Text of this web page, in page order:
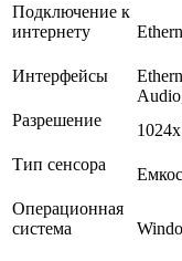
Подключение к
интернету
Интерфейсы
Разрешение
Тип сенсора
Операционная
система